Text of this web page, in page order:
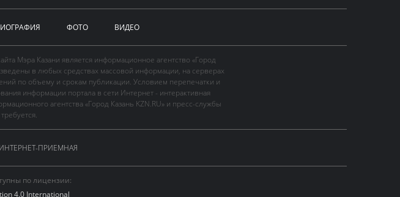
ФОТО ВИДЕО
Мэра Казани является информационное агентство «Город
в любых средствах массовой информации, на серверах
по объему и срокам публикации. Условием перепечатки и
информации портала в сети Интернет - интерактивная
агентства «Город Казань KZN.RU» и пресс-службы
ИНТЕРНЕТ-ПРИЕМНАЯ
по лицензии:
4.0 International